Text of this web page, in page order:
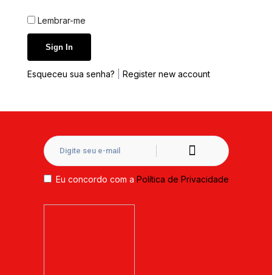
Lembrar-me
Esqueceu sua senha? Register new account
Eu concordo com a Política de Privacidade